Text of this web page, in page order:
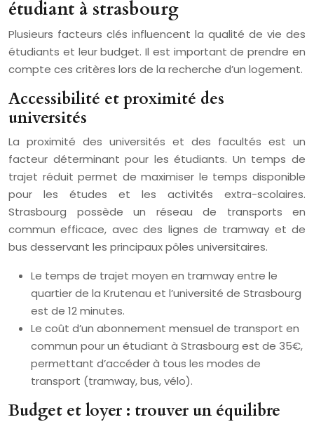
étudiant à strasbourg
Plusieurs facteurs clés influencent la qualité de vie des
étudiants et leur budget. Il est important de prendre en
compte ces critères lors de la recherche d’un logement.
Accessibilité et proximité des
universités
La proximité des universités et des facultés est un
facteur déterminant pour les étudiants. Un temps de
trajet réduit permet de maximiser le temps disponible
pour les études et les activités extra-scolaires.
Strasbourg possède un réseau de transports en
commun efficace, avec des lignes de tramway et de
bus desservant les principaux pôles universitaires.
Le temps de trajet moyen en tramway entre le
quartier de la Krutenau et l’université de Strasbourg
est de 12 minutes.
Le coût d’un abonnement mensuel de transport en
commun pour un étudiant à Strasbourg est de 35€,
permettant d’accéder à tous les modes de
transport (tramway, bus, vélo).
Budget et loyer : trouver un équilibre